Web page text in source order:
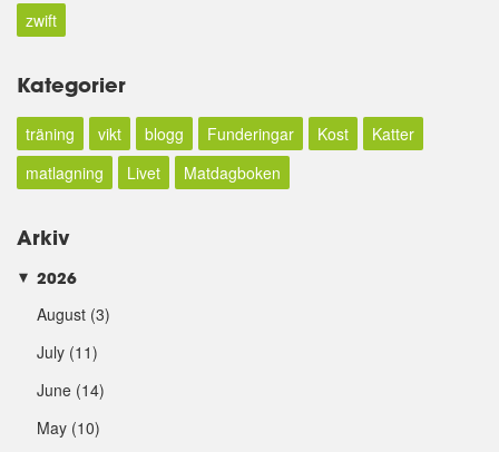
zwift
Kategorier
träning vikt blogg Funderingar Kost
Katter
matlagning
Livet Matdagboken
Arkiv
► 2026
August (3)
July (11)
June (14)
May (10)